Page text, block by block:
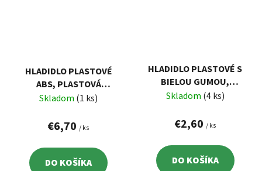
HLADIDLO PLASTOVÉ
ABS, PLASTOVÁ
RUKOVÄŤ, 270X130MM,
Skladom (1 ks)
€6,70 / ks
DO KOŠÍKA
HLADIDLO PLASTOVÉ S
BIELOU GUMOU,
270X130MM, GUMA HR.
Skladom (4 ks)
€2,60 / ks
DO KOŠÍKA